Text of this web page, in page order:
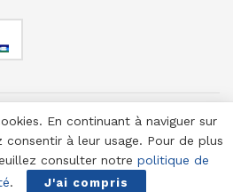
En continuant à naviguer sur
consentir à leur usage. Pour de plus
consulter notre politique de
. J'ai compris